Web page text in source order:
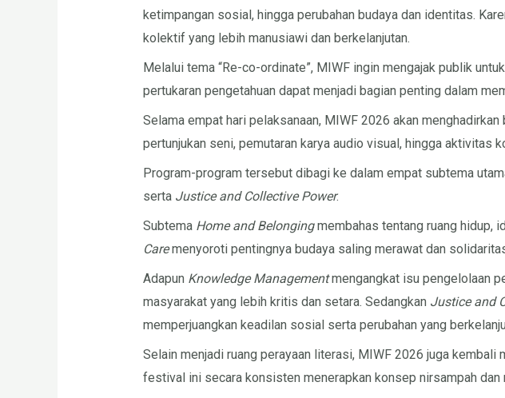
ketimpangan sosial, hingga perubahan budaya dan identitas.
kolektif yang lebih manusiawi dan berkelanjutan.
Melalui tema “Re-co-ordinate”, MIWF ingin mengajak publik
pertukaran pengetahuan dapat menjadi bagian penting dalam
Selama empat hari pelaksanaan, MIWF 2026 akan
pertunjukan seni, pemutaran karya audio visual, hingga aktivitas
Program-program tersebut dibagi ke dalam empat subtema
serta Justice and Collective Power.
Subtema Home and Belongingmembahas tentang ruang hidup,
Caremenyoroti pentingnya budaya saling merawat dan
Adapun Knowledge Managementmengangkat isu pengelolaan
masyarakat yang lebih kritis dan setara. Sedangkan Justice and
memperjuangkan keadilan sosial serta perubahan yang
Selain menjadi ruang perayaan literasi, MIWF 2026 juga
festival ini secara konsisten menerapkan konsep nirsampah dan